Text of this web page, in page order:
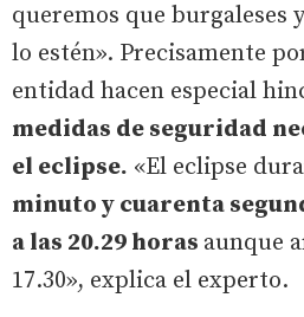
queremos que burgaleses
lo estén». Precisamente
entidad hacen especial
medidas de seguridad
el eclipse. «El eclipse
minuto y cuarenta
a las 20.29 horas aunque
17.30», explica el experto.